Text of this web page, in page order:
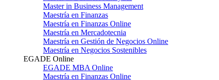
Master in Business Management
Maestría en Finanzas
Maestría en Finanzas Online
Maestría en Mercadotecnia
Maestría en Gestión de Negocios Online
Maestría en Negocios Sostenibles
EGADE Online
EGADE MBA Online
Maestría en Finanzas Online